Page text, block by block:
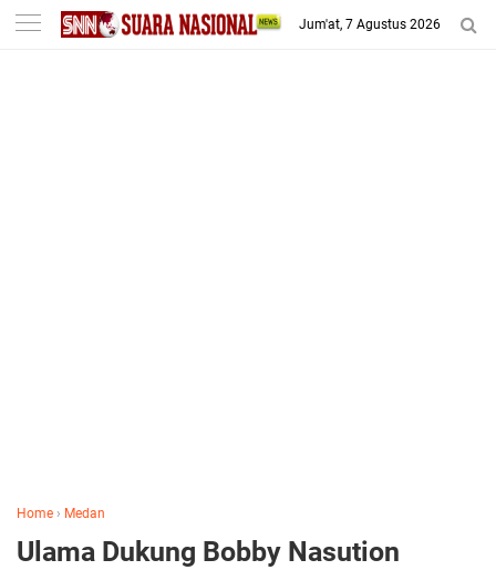
-->
Jum'at, 7 Agustus 2026
Home › Medan
Ulama Dukung Bobby Nasution